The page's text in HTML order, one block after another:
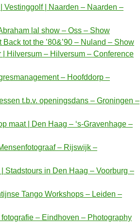
Vestinggolf | Naarden – Naarden –
lal show – Oss – Show
tot the ’80&’90 – Nuland – Show
| Hilversum – Hilversum – Conference
– Hoofddorp –
t.b.v. openingsdans – Groningen –
maat | Den Haag – ‘s-Gravenhage –
– Rijswijk –
Stadstours in Den Haag – Voorburg –
Tango Workshops – Leiden –
– Eindhoven – Photography